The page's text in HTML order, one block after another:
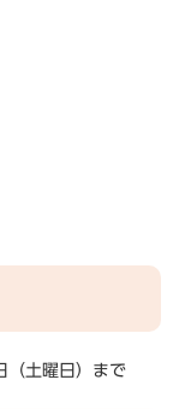
（土曜日）まで